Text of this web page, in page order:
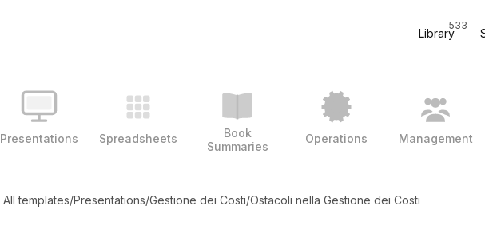
Library
533
Presentations Spreadsheets
Book
Summaries
Operations Management
All templates/Presentations/Gestione dei Costi/Ostacoli nella Gestione dei Costi